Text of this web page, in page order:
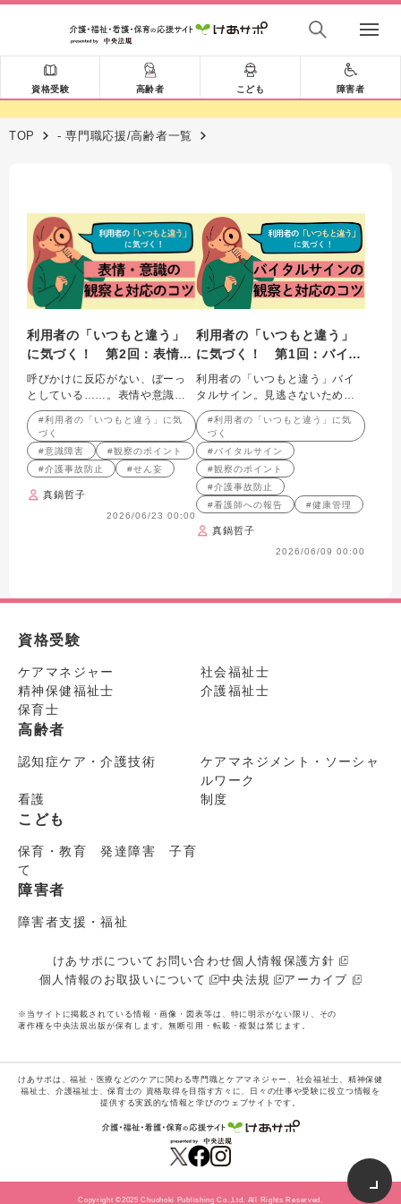
資格受験 高齢者 こども 障害者
TOP - 専門職応援/高齢者一覧
利用者の「いつもと違う」
に気づく！ 第2回：表情・
意識の観察と対応のコツ
呼びかけに反応がない、ぼーっ
としている……。表情や意識の
「いつもと違う」を見逃さない
ためのポイントを
#利用者の「いつもと違う」に気
づく
#意識障害
#観察のポイント
#介護事故防止
#せん妄
真鍋哲子
2026/06/23 00:00
利用者の「いつもと違う」
に気づく！ 第1回：バイタ
ルサインの観察と対応のコ
ツ
利用者の「いつもと違う」バイ
タルサイン。見逃さないための
観察ポイントと、適切な対応を
解説します。
#利用者の「いつもと違う」に気
づく
#バイタルサイン
#観察のポイント
#介護事故防止
#看護師への報告
#健康管理
真鍋哲子
2026/06/09 00:00
資格受験
ケアマネジャー
社会福祉士
精神保健福祉士
介護福祉士
保育士
高齢者
認知症ケア・介護技術
ケアマネジメント・ソーシャ
ルワーク
看護
制度
こども
保育・教育 発達障害 子育
て
障害者
障害者支援・福祉
けあサポについて お問い合わせ個人情報保護方針
個人情報のお取扱いについて
中央法規 アーカイブ
※当サイトに掲載されている情報・画像・図表等は、特に明示がない限り、その
著作権を中央法規出版が保有します。無断引用・転載・複製は禁じます。
けあサポは、福祉・医療などのケアに関わる専門職とケアマネジャー、社会福祉士、精神保健
福祉士、介護福祉士、保育士の 資格取得を目指す方々に、日々の仕事や受験に役立つ情報を
提供する実践的な情報と学びのウェブサイトです。
Copyright ©2025 Chuohoki Publishing Co.,Ltd. All Rights Reserved.